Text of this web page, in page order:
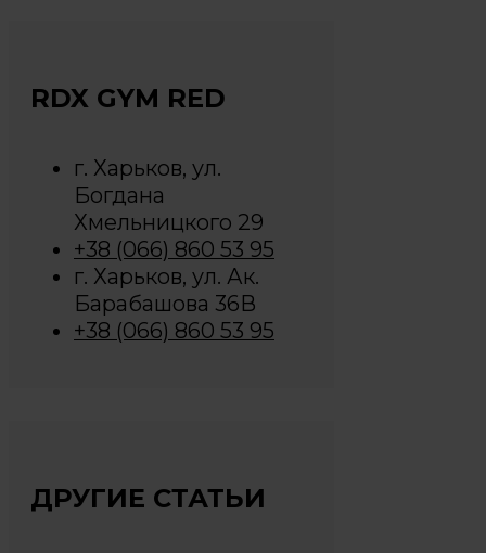
RDX GYM RED
г. Харьков, ул.
Богдана
Хмельницкого 29
+38 (066) 860 53 95
г. Харьков, ул. Ак.
Барабашова 36В
+38 (066) 860 53 95
ДРУГИЕ СТАТЬИ